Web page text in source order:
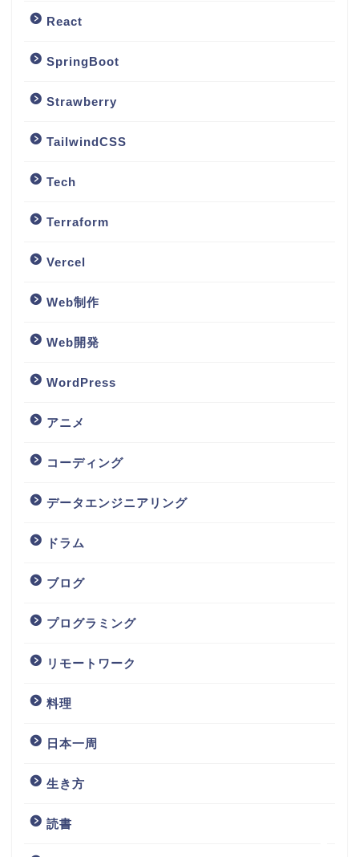
React
SpringBoot
Strawberry
TailwindCSS
Tech
Terraform
Vercel
Web制作
Web開発
WordPress
アニメ
コーディング
データエンジニアリング
ドラム
ブログ
プログラミング
リモートワーク
料理
日本一周
生き方
読書